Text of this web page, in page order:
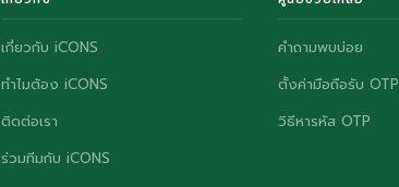
เกี่ยวกับ iCONS
ทำไมต้อง iCONS
ติดต่อเรา
ร่วมทีมกับ iCONS
คำถามพบบ่อย
ตั้งค่ามือถือรับ OTP
วิธีหารหัส OTP